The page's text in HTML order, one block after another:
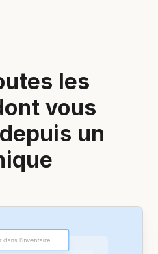
les
vous
un